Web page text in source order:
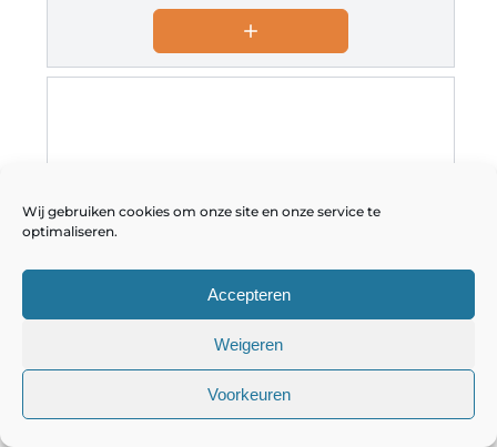
Wij gebruiken cookies om onze site en onze service te
optimaliseren.
Accepteren
Weigeren
Voorkeuren